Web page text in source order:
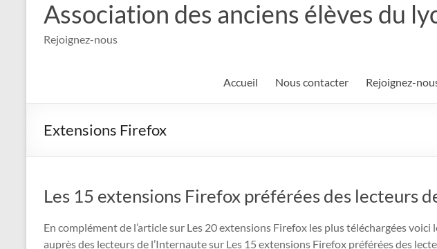
Association des anciens élèves du
Rejoignez-nous
Accueil Nous contacter Rejoignez-
Extensions Firefox
Les 15 extensions Firefox préférées des lecteurs
En complément de l’article sur Les 20 extensions Firefox les plus téléchargées voici
auprès des lecteurs de l’Internaute sur Les 15 extensions Firefox préférées des